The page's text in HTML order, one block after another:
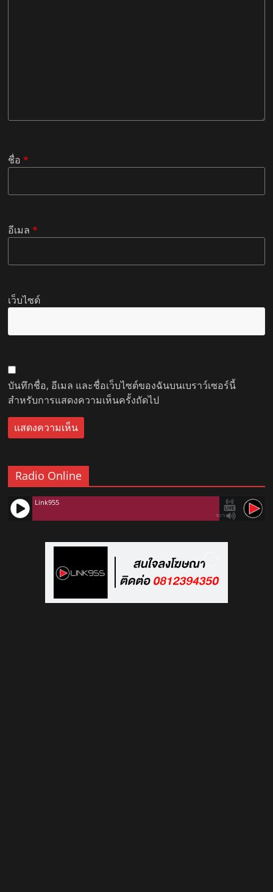
ชื่อ*
อีเมล*
เว็บไซต์
บันทึกชื่อ, อีเมล และชื่อเว็บไซต์ของฉันบนเบราว์เซอร์นี้
สำหรับการแสดงความเห็นครั้งถัดไป
Radio Online
90%
Link955